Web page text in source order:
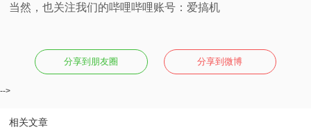
当然，也关注我们的哔哩哔哩账号：爱搞机
分享到朋友圈 分享到微博
-->
相关文章